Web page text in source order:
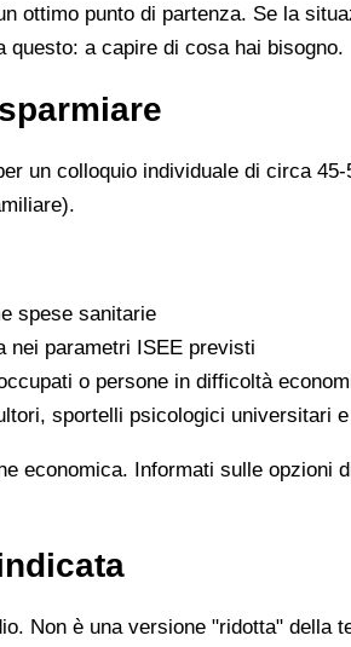
punto di partenza. Se la
a capire di cosa hai bisogno.
un colloquio individuale di circa
spese sanitarie
nei parametri ISEE previsti
o persone in difficoltà
sportelli psicologici universitari
economica. Informati sulle opzioni
Non è una versione "ridotta" della